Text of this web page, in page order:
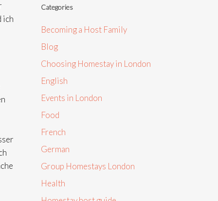
ich
Categories
Becoming a Host Family
Blog
Choosing Homestay in London
English
Events in London
Food
French
German
Group Homestays London
Health